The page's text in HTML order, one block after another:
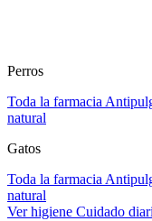
Perros
Toda la farmacia
natural
Gatos
Toda la farmacia
natural
Ver higiene Cuidado